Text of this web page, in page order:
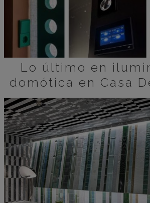
Lo último en
domótica en Casa